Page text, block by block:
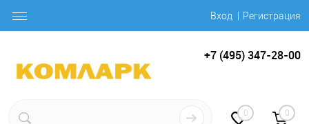
Вход Регистрация
+7 (495) 347-28-00
0 0